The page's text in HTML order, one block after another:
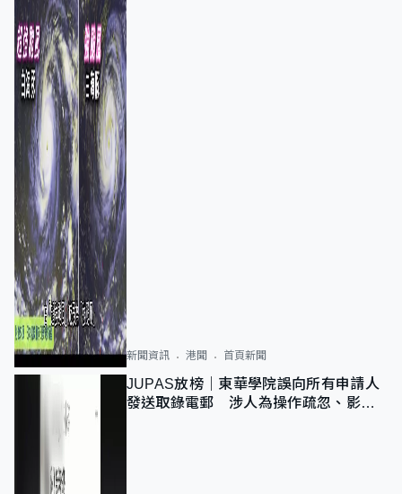
新聞資訊 港聞 首頁新聞
JUPAS放榜｜東華學院誤向所有申請人
發送取錄電郵 涉人為操作疏忽、影響